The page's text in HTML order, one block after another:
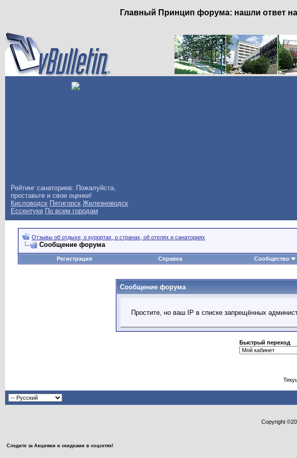
Главный Принцип форума: нашли ответ
Рейтинг санаториев: Пожалуйста,
проставьте и свои оценки!
Кисловодск Пятигорск Железноводск
Ессентуки По всем городам
Отзывы об отдыхе, о курортах, о странах, об отелях и санаториях
Сообщение форума
Регистрация
Справка Сообщество
Сообщение форума
Простите, но ваш IP в списке запрещённых
Быстрый переход
Copyright
Следите за Акциями и скидками в соцсетях!